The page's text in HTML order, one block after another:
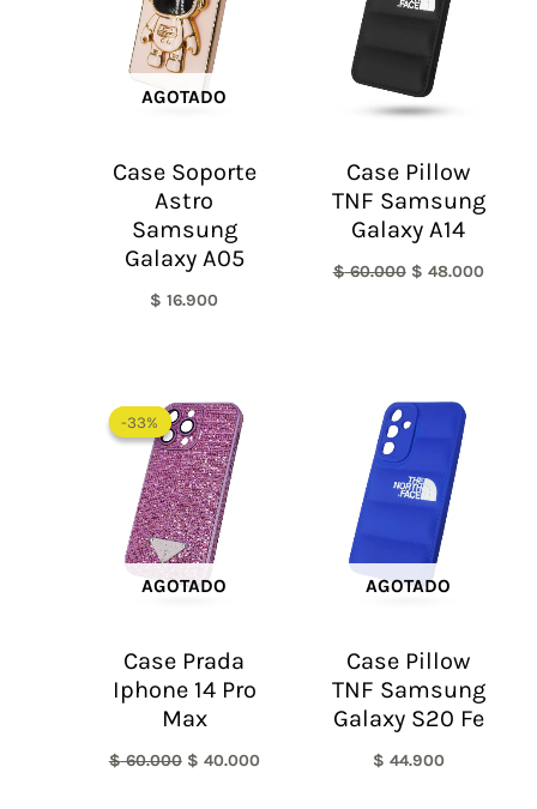
AGOTADO
Case Soporte
Astro
Samsung
Galaxy A05
$ 16.900
Case Pillow
TNF Samsung
Galaxy A14
$60.000 $ 48.000
-33%
AGOTADO
-33%
Case Prada
Iphone 14 Pro
Max
$60.000
precio
original
era:
$ 60.000.
$ 40.000
AGOTADO
Case Pillow
TNF Samsung
Galaxy S20 Fe
$ 44.900